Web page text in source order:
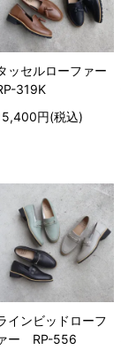
ッセルローファー
319K
円(税込)
インビッドローフ
ー RP-556